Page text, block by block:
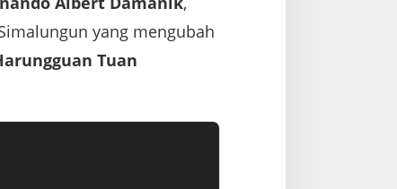
yang mengubah
Tuan